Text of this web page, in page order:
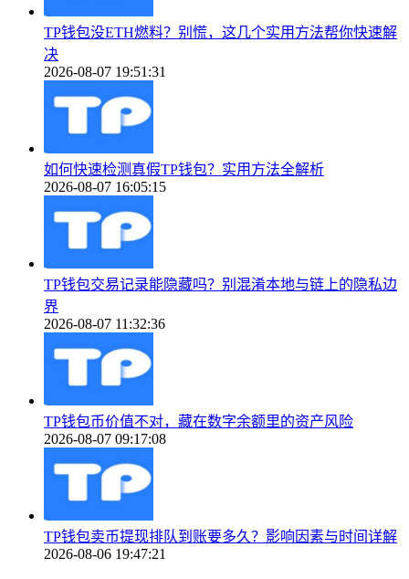
TP钱包没ETH燃料？别慌，这几个实用方法帮你快速解
决
2026-08-07 19:51:31
如何快速检测真假TP钱包？实用方法全解析
2026-08-07 16:05:15
TP钱包交易记录能隐藏吗？别混淆本地与链上的隐私边
界
2026-08-07 11:32:36
TP钱包币价值不对，藏在数字余额里的资产风险
2026-08-07 09:17:08
TP钱包卖币提现排队到账要多久？影响因素与时间详解
2026-08-06 19:47:21